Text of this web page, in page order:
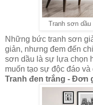
Tranh sơn dầu
Những bức tranh sơn
giản, nhưng đem đến
sơn dầu là sự lựa chọn
muốn tạo sự độc đáo
Tranh đen trắng - Đơn